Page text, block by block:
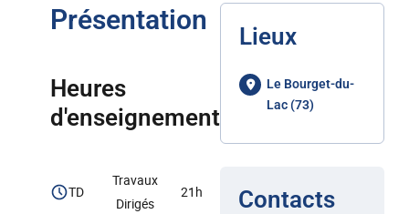
Présentation
Heures
d'enseignement
TD
Travaux
Dirigés
21h
Lieux
Le Bourget-du-
Lac (73)
Contacts